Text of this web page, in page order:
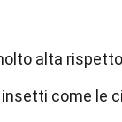
alta
come le